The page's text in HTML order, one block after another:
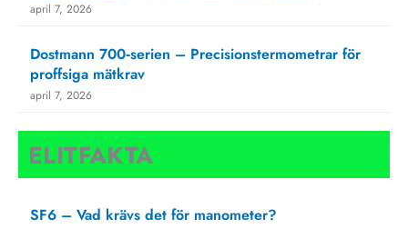
april 7, 2026
Dostmann 700‑serien – Precisionstermometrar för
proffsiga mätkrav
april 7, 2026
ELITFAKTA
SF6 – Vad krävs det för manometer?